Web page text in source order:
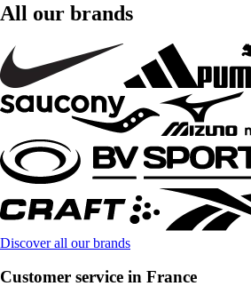
All our brands
Discover all our brands
Customer service in France